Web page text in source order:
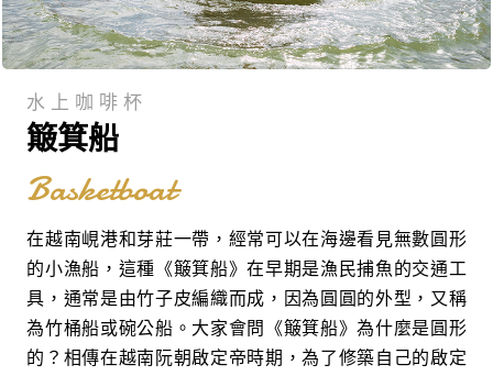
水上咖啡杯
簸箕船
Basketboat
在越南峴港和芽莊一帶，經常可以在海邊看見無數圓形
的小漁船，這種《簸箕船》在早期是漁民捕魚的交通工
具，通常是由竹子皮編織而成，因為圓圓的外型，又稱
為竹桶船或碗公船。大家會問《簸箕船》為什麼是圓形
的？相傳在越南阮朝啟定帝時期，為了修築自己的啟定